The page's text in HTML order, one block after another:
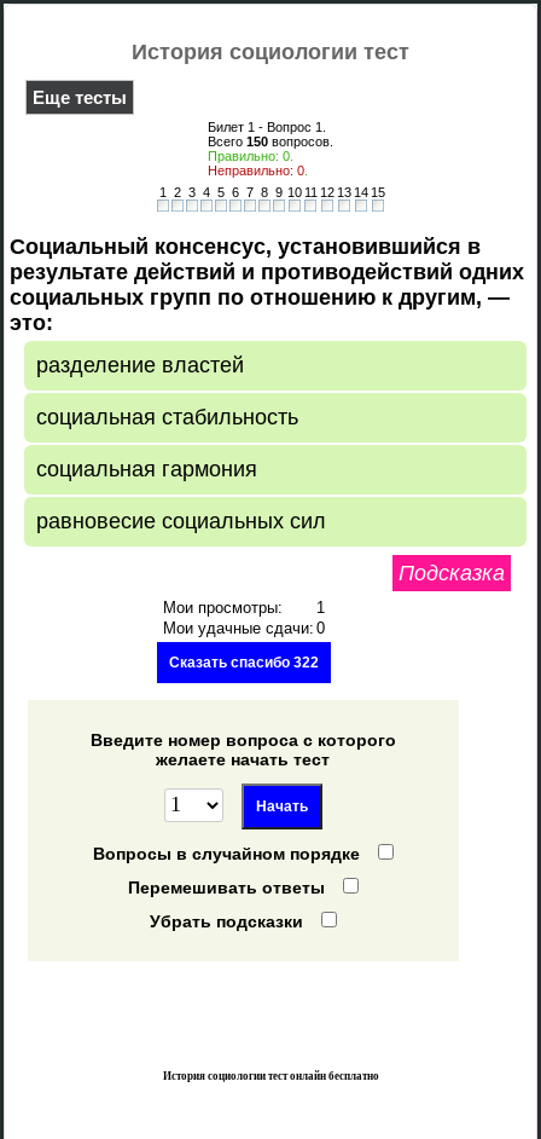
История социологии тест
Еще тесты
Билет 1 - Вопрос 1
Всего 150 вопросов.
Правильно: 0
Неправильно: 0
1
2 3 4 5 6 7 8 9 10 11 12 13 14 15
Социальный консенсус, установившийся в
результате действий и противодействий одних
социальных групп по отношению к другим, —
это:
разделение властей
социальная стабильность
социальная гармония
равновесие социальных сил
Подсказка
Мои просмотры:
1
Мои удачные сдачи: 0
Сказать спасибо 322
Введите номер вопроса с которого
желаете начать тест
Вопросы в случайном порядке
Перемешивать ответы
Убрать подсказки
История социологии тест онлайн бесплатно